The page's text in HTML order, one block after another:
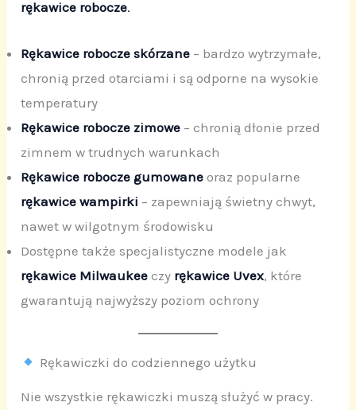
rękawice robocze.
Rękawice robocze skórzane – bardzo wytrzymałe,
chronią przed otarciami i są odporne na wysokie
temperatury
Rękawice robocze zimowe – chronią dłonie przed
zimnem w trudnych warunkach
Rękawice robocze gumowane oraz popularne
rękawice wampirki – zapewniają świetny chwyt,
nawet w wilgotnym środowisku
Dostępne także specjalistyczne modele jak
rękawice Milwaukee czy rękawice Uvex, które
gwarantują najwyższy poziom ochrony
Rękawiczki do codziennego użytku
Nie wszystkie rękawiczki muszą służyć w pracy.